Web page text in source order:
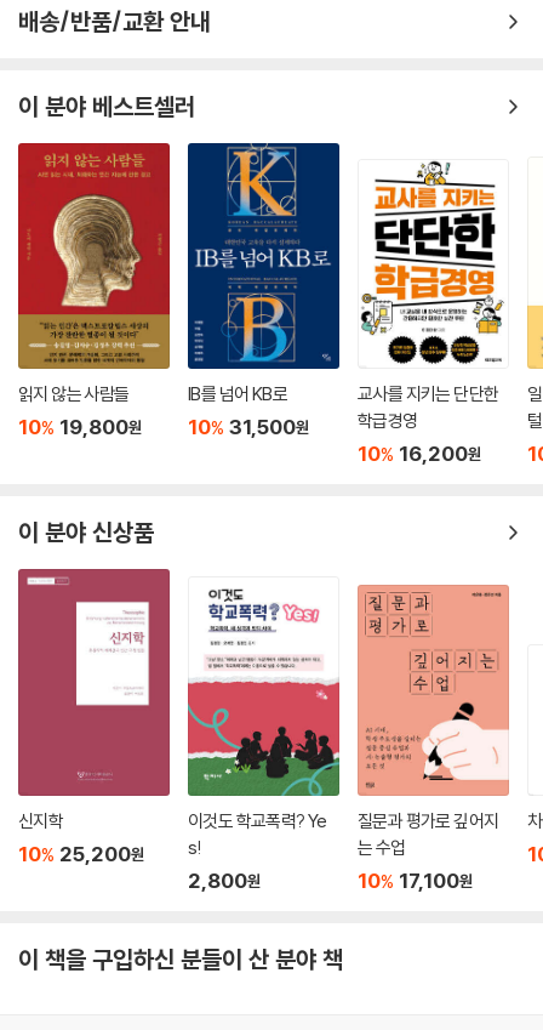
배송/반품/교환 안내
이 분야 베스트셀러
읽지 않는 사람들
10% 19,800원
IB를 넘어 KB로
10% 31,500원
교사를 지키는 단단한
학급경영
10% 16,200원
이 분야 신상품
신지학
10% 25,200원
이것도 학교폭력? Ye
s!
2,800원
질문과 평가로 깊어지
는 수업
10% 17,100원
이 책을 구입하신 분들이 산 분야 책